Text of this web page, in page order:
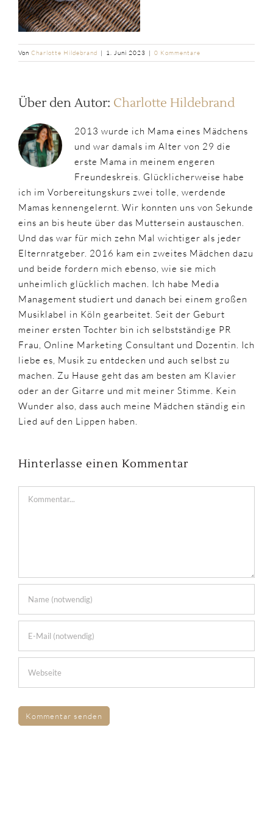
Von Charlotte Hildebrand | 1. Juni 2023 | 0 Kommentare
Über den Autor: Charlotte Hildebrand
2013 wurde ich Mama eines Mädchens
und war damals im Alter von 29 die
erste Mama in meinem engeren
Freundeskreis. Glücklicherweise habe
ich im Vorbereitungskurs zwei tolle, werdende
Mamas kennengelernt. Wir konnten uns von Sekunde
eins an bis heute über das Muttersein austauschen.
Und das war für mich zehn Mal wichtiger als jeder
Elternratgeber. 2016 kam ein zweites Mädchen dazu
und beide fordern mich ebenso, wie sie mich
unheimlich glücklich machen. Ich habe Media
Management studiert und danach bei einem großen
Musiklabel in Köln gearbeitet. Seit der Geburt
meiner ersten Tochter bin ich selbstständige PR
Frau, Online Marketing Consultant und Dozentin. Ich
liebe es, Musik zu entdecken und auch selbst zu
machen. Zu Hause geht das am besten am Klavier
oder an der Gitarre und mit meiner Stimme. Kein
Wunder also, dass auch meine Mädchen ständig ein
Lied auf den Lippen haben.
Hinterlasse einen Kommentar
Kommentar